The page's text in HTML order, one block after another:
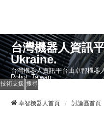
台灣機器人資訊
Ukraine.
台灣機器人資訊平台由卓智機器
Robot, Taiwan
技術支援 搜尋
卓智機器人首頁 討論區首頁